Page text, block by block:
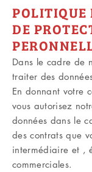
POLITIQUE
DE
Dans le cadre de
traiter des
En donnant votre
vous autorisez
données dans le
des contrats que
intermédiaire et ,
commerciales.